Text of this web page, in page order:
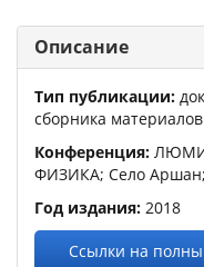
Описание
Тип публикации:
сборника
Конференция:
ФИЗИКА; Село
Год издания: 2018
Ссылки на